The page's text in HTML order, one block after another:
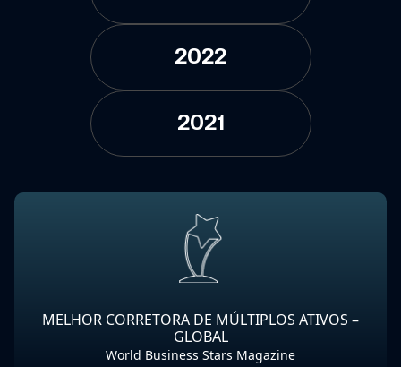
2022
2021
MELHOR CORRETORA DE MÚLTIPLOS ATIVOS –
GLOBAL
World Business Stars Magazine